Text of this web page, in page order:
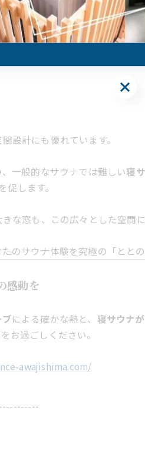
、このサウナ小屋の広さや断
温度を安定して保つことができ
ウナストーンに水をかけるロウ
設計にも優れています。
一般的なサウナでは難しい寝
します。
な窓も、この広々とした空間
のサウナ体験を究極の「ととの
感動を
による確かな熱と、 寝サウナ
お過ごしください。
awajishima.com/